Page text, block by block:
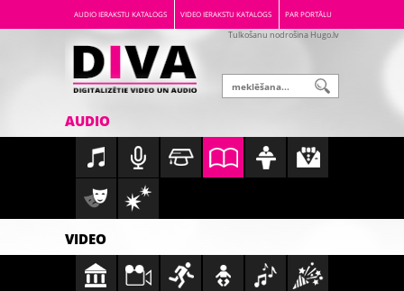
AUDIO IERAKSTU KATALOGS VIDEO IERAKSTU KATALOGS PAR PORTĀLU
Tulkošanu nodrošina Hugo.lv
AUDIO
VIDEO